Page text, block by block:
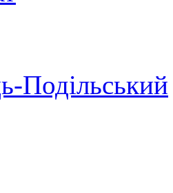
Подільський